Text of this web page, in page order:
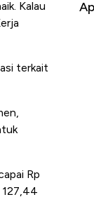
Kalau
terkait
Rp
127,44